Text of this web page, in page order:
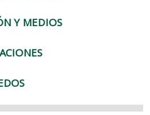
Y MEDIOS